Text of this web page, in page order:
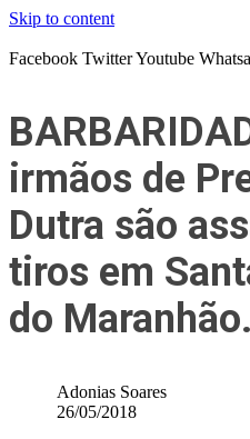
Skip to content
Facebook TwitterYoutube
irmãos de
Dutra são
tiros em
do Maranhão.
Adonias Soares
26/05/2018